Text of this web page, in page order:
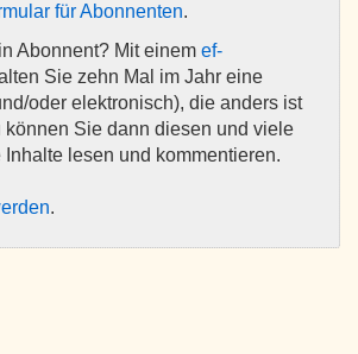
für Abonnenten.
Abonnent? Mit einem ef-
Sie zehn Mal im Jahr eine
oder elektronisch), die anders ist
können Sie dann diesen und viele
lesen und kommentieren.
.